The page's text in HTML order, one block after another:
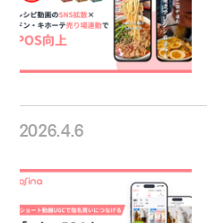
2026.4.6